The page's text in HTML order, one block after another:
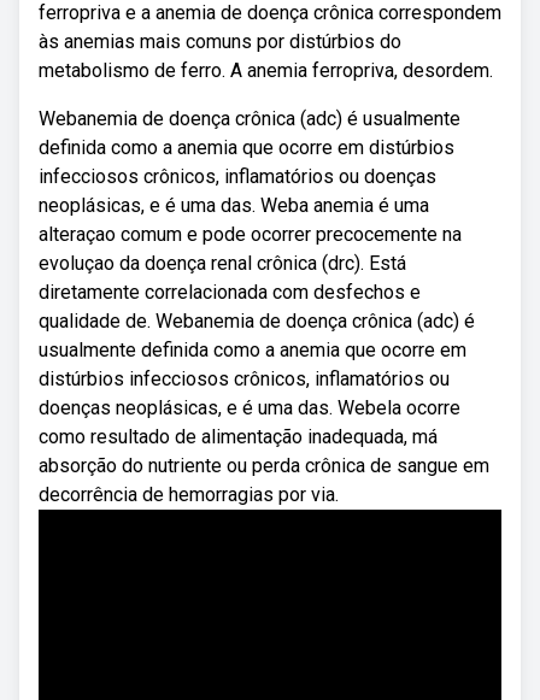
ferropriva e a anemia de doença crônica correspondem
às anemias mais comuns por distúrbios do
metabolismo de ferro. A anemia ferropriva, desordem.
Webanemia de doença crônica (adc) é usualmente
definida como a anemia que ocorre em distúrbios
infecciosos crônicos, inflamatórios ou doenças
neoplásicas, e é uma das. Weba anemia é uma
alteraçao comum e pode ocorrer precocemente na
evoluçao da doença renal crônica (drc). Está
diretamente correlacionada com desfechos e
qualidade de. Webanemia de doença crônica (adc) é
usualmente definida como a anemia que ocorre em
distúrbios infecciosos crônicos, inflamatórios ou
doenças neoplásicas, e é uma das. Webela ocorre
como resultado de alimentação inadequada, má
absorção do nutriente ou perda crônica de sangue em
decorrência de hemorragias por via.